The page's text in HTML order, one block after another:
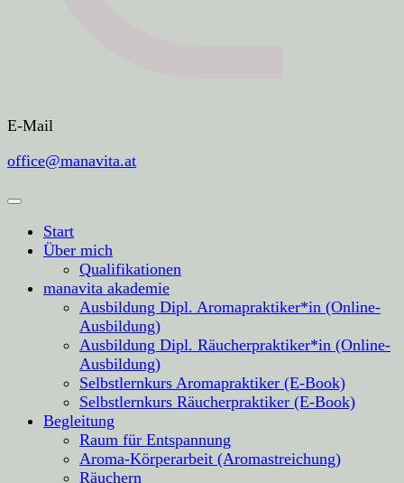
E-Mail
office@manavita.at
Start
Über mich
Qualifikationen
manavita akademie
Ausbildung Dipl. Aromapraktiker*in (Online-
Ausbildung)
Ausbildung Dipl. Räucherpraktiker*in (Online-
Ausbildung)
Selbstlernkurs Aromapraktiker (E-Book)
Selbstlernkurs Räucherpraktiker (E-Book)
Begleitung
Raum für Entspannung
Aroma-Körperarbeit (Aromastreichung)
Räuchern